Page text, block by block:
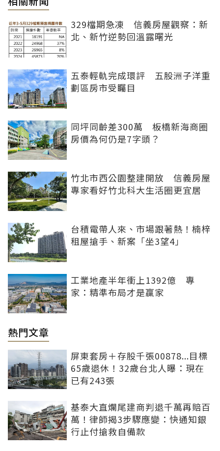
329檔期急凍 信義房屋觀察：新
北、新竹逆勢回溫露曙光
五泰輕軌完成環評 五股洲子洋重
劃區房市受矚目
同坪同齡差300萬 板橋新海商圈
房價為何仍是7字頭？
竹北市西公園整建開放 信義房屋
專家看好竹北科大生活圈更宜居
台積電帶人來、市場跟著熱！楠梓
租屋搶手、新案「坐3望4」
工業地產半年衝上1392億 專
家：精準布局才是贏家
熱門文章
屏東套房＋存股千張00878...目標
65歲退休！32歲台北人曝：現在
已有243張
基泰大直爛尾建商判退千萬再賠百
萬！律師揭3步驟應變：快通知銀
行止付搶救自備款